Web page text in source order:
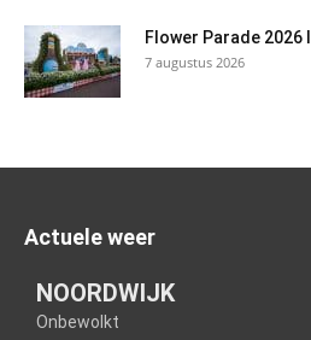
Flower Parade 2026
7 augustus 2026
Actuele weer
NOORDWIJK
Onbewolkt